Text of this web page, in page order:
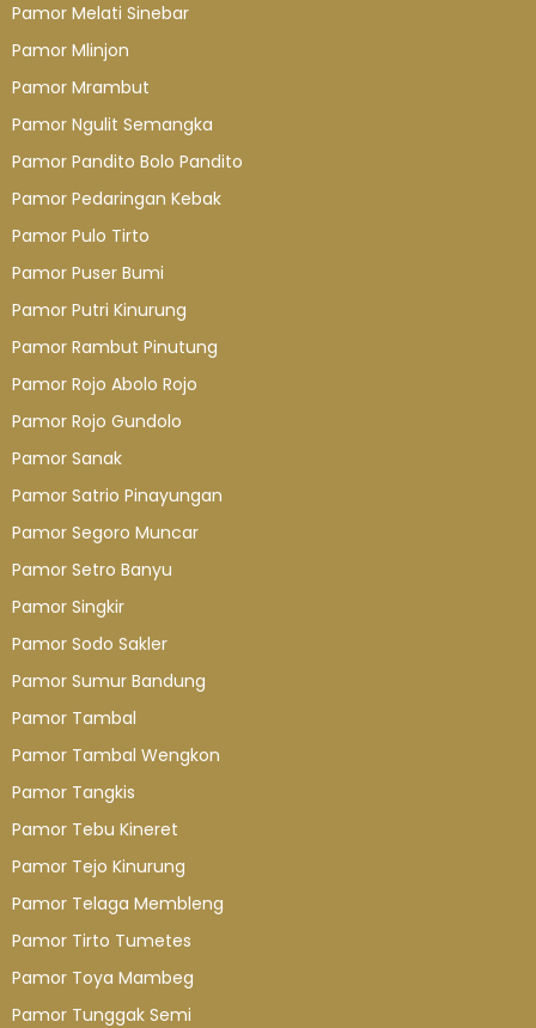
Pamor Melati Sinebar
Pamor Mlinjon
Pamor Mrambut
Pamor Ngulit Semangka
Pamor Pandito Bolo Pandito
Pamor Pedaringan Kebak
Pamor Pulo Tirto
Pamor Puser Bumi
Pamor Putri Kinurung
Pamor Rambut Pinutung
Pamor Rojo Abolo Rojo
Pamor Rojo Gundolo
Pamor Sanak
Pamor Satrio Pinayungan
Pamor Segoro Muncar
Pamor Setro Banyu
Pamor Singkir
Pamor Sodo Sakler
Pamor Sumur Bandung
Pamor Tambal
Pamor Tambal Wengkon
Pamor Tangkis
Pamor Tebu Kineret
Pamor Tejo Kinurung
Pamor Telaga Membleng
Pamor Tirto Tumetes
Pamor Toya Mambeg
Pamor Tunggak Semi